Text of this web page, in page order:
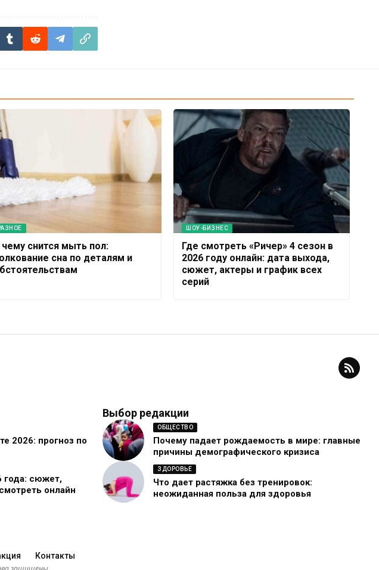
чему снится мыть пол:
сна по деталям и
ШОУ-БИЗНЕС
Где смотреть «Ричер» 4 сезон в
2026 году онлайн: дата выхода,
сюжет, актеры и график всех
серий
2026: прогноз по
года: сюжет,
онлайн
Выбор редакции
ОБЩЕСТВО
Почему падает рождаемость в мире: главные
причины демографического кризиса
ЗДОРОВЬЕ
Что дает растяжка без тренировок:
неожиданная польза для здоровья
Контакты